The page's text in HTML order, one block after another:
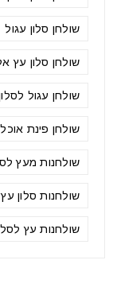
שולחן סלון עגול
שולחן סלון עץ
שולחן עגול
שולחן פינת
שולחנות מעץ
שולחנות סלון עץ
שולחנות עץ